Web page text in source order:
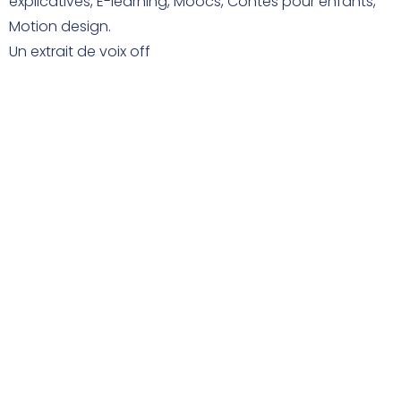
Motion design.
Un extrait de voix off